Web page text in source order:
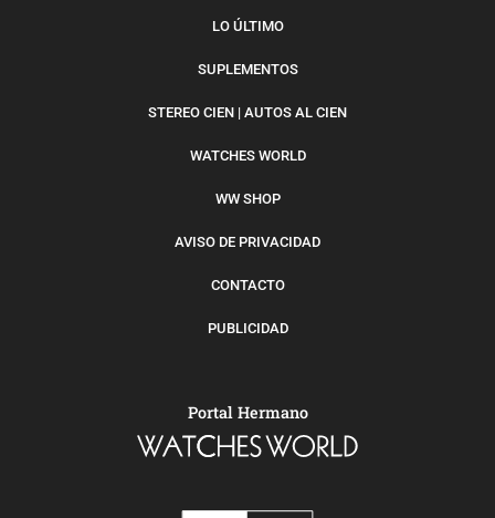
LO ÚLTIMO
SUPLEMENTOS
STEREO CIEN | AUTOS AL CIEN
WATCHES WORLD
WW SHOP
AVISO DE PRIVACIDAD
CONTACTO
PUBLICIDAD
Portal Hermano